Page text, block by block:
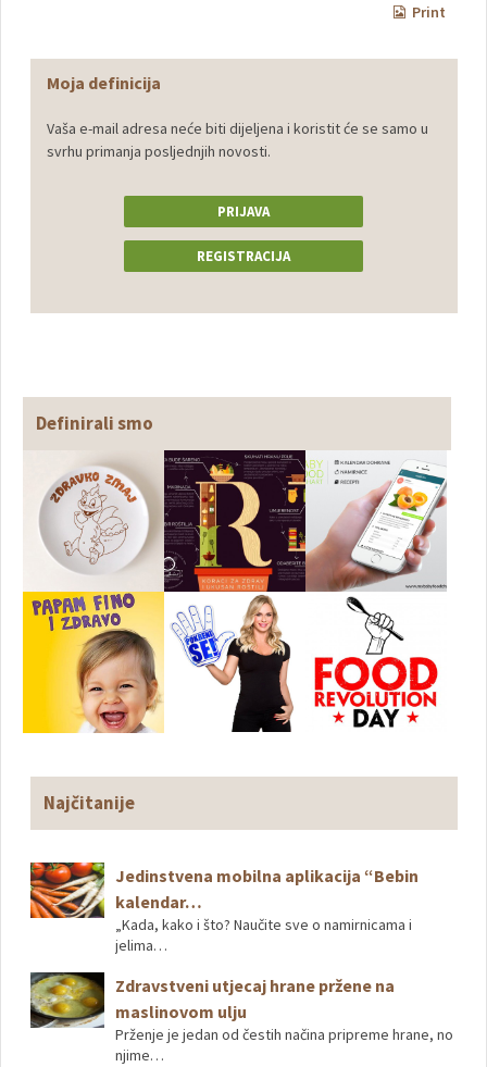
Print
Moja definicija
Vaša e-mail adresa neće biti dijeljena i koristit će se samo u
svrhu primanja posljednjih novosti.
PRIJAVA
REGISTRACIJA
Definirali smo
Najčitanije
Jedinstvena mobilna aplikacija “Bebin
kalendar…
„Kada, kako i što? Naučite sve o namirnicama i
jelima…
Zdravstveni utjecaj hrane pržene na
maslinovom ulju
Prženje je jedan od čestih načina pripreme hrane, no
njime…